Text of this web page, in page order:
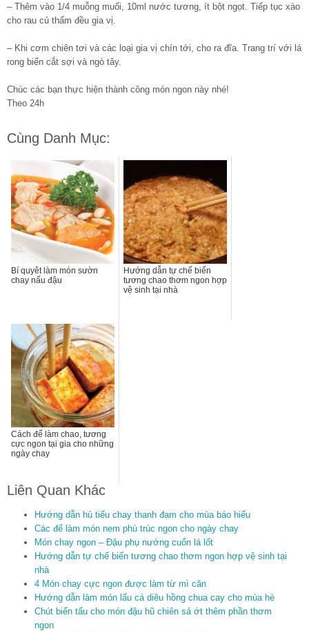
– Thêm vào 1/4 muỗng muối, 10ml nước tương, ít bột ngọt. Tiếp tục xào
cho rau củ thấm đều gia vị.
– Khi cơm chiên tơi và các loại gia vị chín tới, cho ra đĩa. Trang trí với lá
rong biển cắt sợi và ngò tây.
Chúc các bạn thực hiện thành công món ngon này nhé!
Theo 24h
Cùng Danh Mục:
Bí quyêt làm món sườn
chay nấu đậu
Hướng dẫn tự chế biến
tương chao thơm ngon hợp
vệ sinh tại nhà
Cách để làm chao, tương
cực ngon tại gia cho những
ngày chay
Liên Quan Khác
Hướng dẫn hủ tiếu chay thanh đạm cho mùa báo hiếu
Các để làm món nem phù trúc ngon cho ngày chay
Món chay ngon – Đậu phụ nướng cuốn lá lốt
Hướng dẫn tự chế biến tương chao thơm ngon hợp vệ sinh tại
nhà
4 Món chay cực ngon được làm từ mì căn
Hướng dẫn làm món lẩu cá diêu hồng chua cay cho mùa hè
Chút biến tấu cho món đậu hũ chiên sả ớt thêm phần thơm
ngon